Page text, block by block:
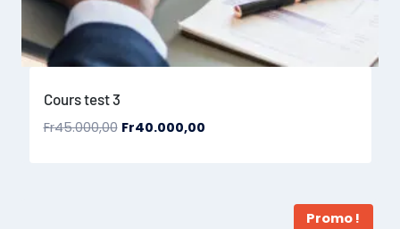
Cours test 3
Fr45.000,00 Fr40.000,00
Promo !